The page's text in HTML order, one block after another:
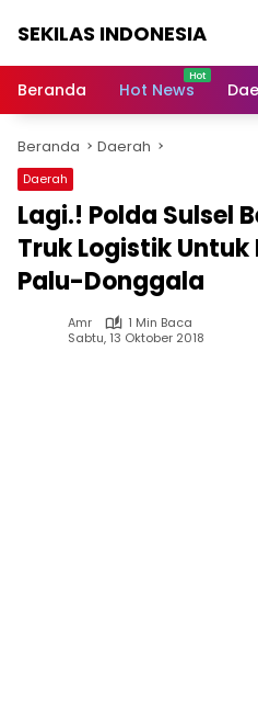
SEKILAS INDONESIA
Terkini,
Latest
World,
Headlines,
News
Today
Beranda Hot News
Beranda Daerah
Daerah
Lagi.! Polda Sulsel
Truk Logistik
Palu-Donggala
Amr
1 Min Baca
Sabtu, 13 Oktober 2018